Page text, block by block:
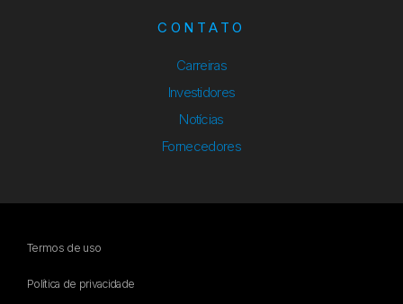
CONTATO
Carreiras
Investidores
Notícias
Fornecedores
Termos de uso
Política de privacidade